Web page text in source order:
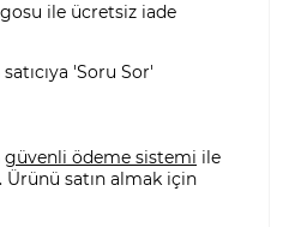
ile ücretsiz iade
'Soru Sor'
güvenli ödeme sistemi ile
satın almak için